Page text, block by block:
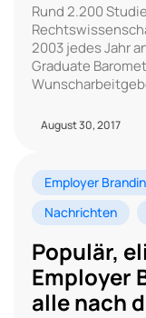
Rund 2.200
2003 jedes Jahr
Graduate
August 30, 2017
Employer
Nachrichten
Populär,
Employer
alle nach